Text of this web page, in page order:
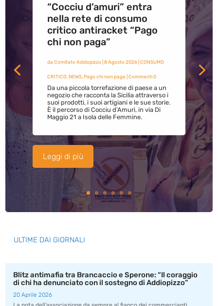
“Cocciu d’amuri” entra
nella rete di consumo
critico antiracket “Pago
chi non paga”
da Comitato Addiopizzo| 8 Agosto 2026| CONSUMO
CRITICO,NEWS,Pago chi non paga | Commenti 0
Da una piccola torrefazione di paese a un
negozio che racconta la Sicilia attraverso i
suoi prodotti, i suoi artigiani e le sue storie.
È il percorso di Cocciu d’Amuri, in via Di
Maggio 21 a Isola delle Femmine.
Leggi di più
ULTIME DAI GIORNALI
Blitz antimafia tra Brancaccio e Sperone: “Il coraggio
di chi ha denunciato con il sostegno di Addiopizzo”
20 Aprile 2026